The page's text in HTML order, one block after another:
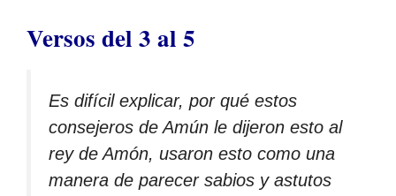
Versos del 3 al 5
Es difícil explicar, por qué estos
consejeros de Amún le dijeron esto al
rey de Amón, usaron esto como una
manera de parecer sabios y astutos